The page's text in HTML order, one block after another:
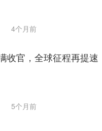
4个月前
收官，全球征程再提速
5个月前